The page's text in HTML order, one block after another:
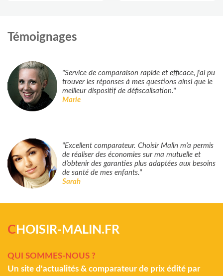
Témoignages
"Service de comparaison rapide et efficace, j’ai pu
trouver les réponses à mes questions ainsi que le
meilleur dispositif de défiscalisation."
Marie
"Excellent comparateur. Choisir Malin m’a permis
de réaliser des économies sur ma mutuelle et
d’obtenir des garanties plus adaptées aux besoins
de santé de mes enfants."
Sarah
C HOISIR-MALIN.FR
QUI SOMMES-NOUS ?
Un site d'actualités & comparateur de prix édité par